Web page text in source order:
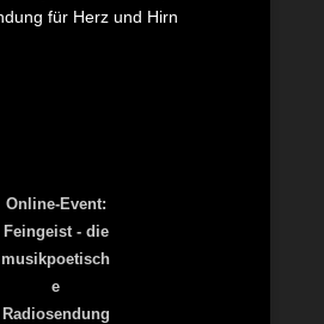
Online-Event:
Feingeist - die
musikpoetisch
e
Radiosendung